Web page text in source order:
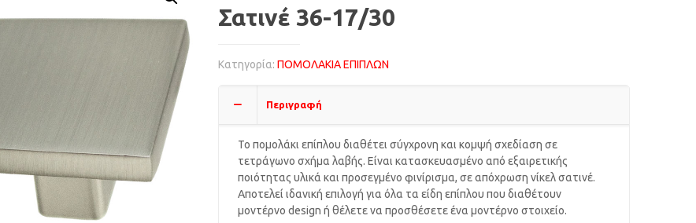
Σατινέ 36-17/30
Κατηγορία: ΠΟΜΟΛΑΚΙΑ ΕΠΙΠΛΩΝ
Περιγραφή
Το πομολάκι επίπλου διαθέτει σύγχρονη και κομψή σχεδίαση σε
τετράγωνο σχήμα λαβής. Είναι κατασκευασμένο από εξαιρετικής
ποιότητας υλικά και προσεγμένο φινίρισμα, σε απόχρωση νίκελ σατινέ.
Αποτελεί ιδανική επιλογή για όλα τα είδη επίπλου που διαθέτουν
μοντέρνο design ή θέλετε να προσθέσετε ένα μοντέρνο στοιχείο.